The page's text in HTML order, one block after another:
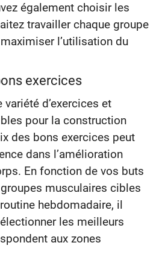
également choisir les
travailler chaque groupe
l’utilisation du
exercices
d’exercices et
pour la construction
des bons exercices peut
dans l’amélioration
En fonction de vos buts
musculaires cibles
hebdomadaire, il
les meilleurs
aux zones